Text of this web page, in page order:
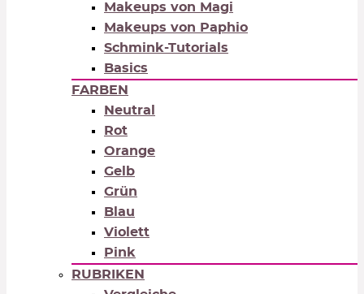
Makeups von Magi
Makeups von Paphio
Schmink-Tutorials
Basics
FARBEN
Neutral
Rot
Orange
Gelb
Grün
Blau
Violett
Pink
RUBRIKEN